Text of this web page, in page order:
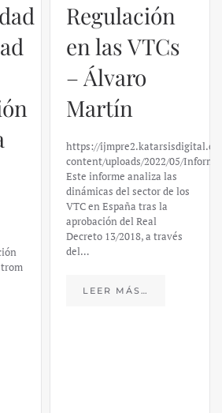
Regulación
en las VTCs
– Álvaro
Martín
https://
content/uploads/2022/05/
Este informe analiza las
dinámicas del sector de los
VTC en España tras la
aprobación del Real
Decreto 13/2018, a través
del…
LEER MÁS…